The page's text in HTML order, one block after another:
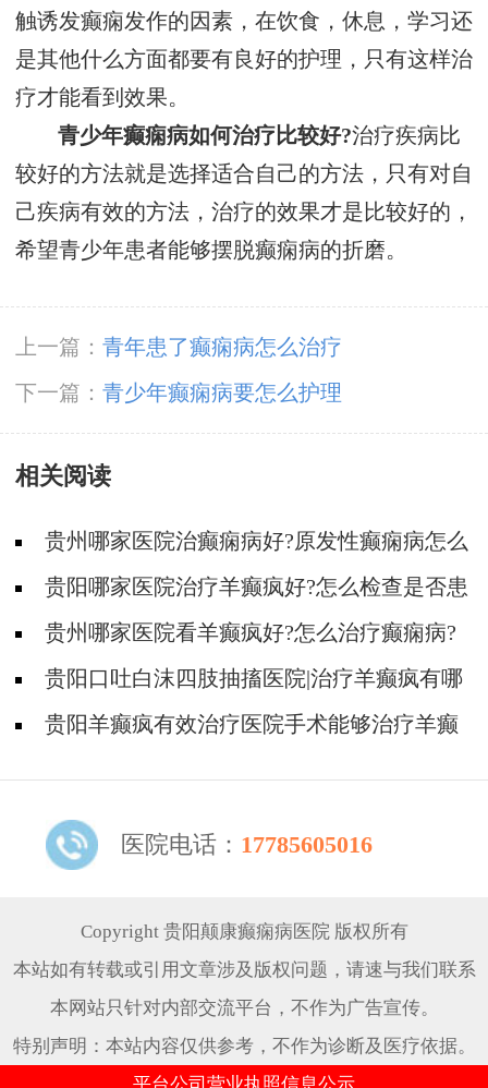
触诱发癫痫发作的因素，在饮食，休息，学习还
是其他什么方面都要有良好的护理，只有这样治
疗才能看到效果。
青少年癫痫病如何治疗比较好?治疗疾病比
较好的方法就是选择适合自己的方法，只有对自
己疾病有效的方法，治疗的效果才是比较好的，
希望青少年患者能够摆脱癫痫病的折磨。
上一篇： 青年患了癫痫病怎么治疗
下一篇： 青少年癫痫病要怎么护理
相关阅读
贵州哪家医院治癫痫病好?原发性癫痫病怎么
治疗好?
贵阳哪家医院治疗羊癫疯好?怎么检查是否患
有癫痫病?
贵州哪家医院看羊癫疯好?怎么治疗癫痫病?
贵阳口吐白沫四肢抽搐医院|治疗羊癫疯有哪
些方式?
贵阳羊癫疯有效治疗医院手术能够治疗羊癫
医院电话： 17785605016
Copyright 贵阳颠康癫痫病医院 版权所有
本站如有转载或引用文章涉及版权问题，请速与我们联系
本网站只针对内部交流平台，不作为广告宣传。
特别声明：本站内容仅供参考，不作为诊断及医疗依据。